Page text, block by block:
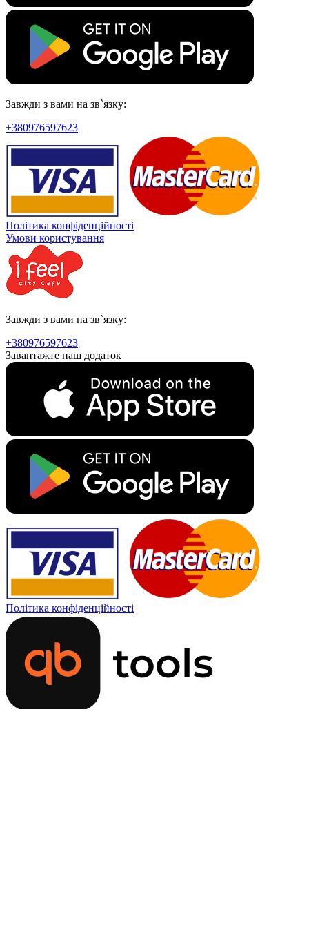
Завжди з вами на зв`язку:
+380976597623
Політика конфіденційності
Умови користування
Завжди з вами на зв`язку:
+380976597623
Завантажте наш додаток
Політика конфіденційності